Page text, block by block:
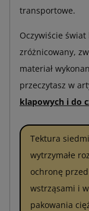
transportowe.
Oczywiście
zróżnicowany,
materiał
przeczytasz w
klapowych i do
Tektura
wytrzymałe
ochronę
wstrząsami i
pakowania